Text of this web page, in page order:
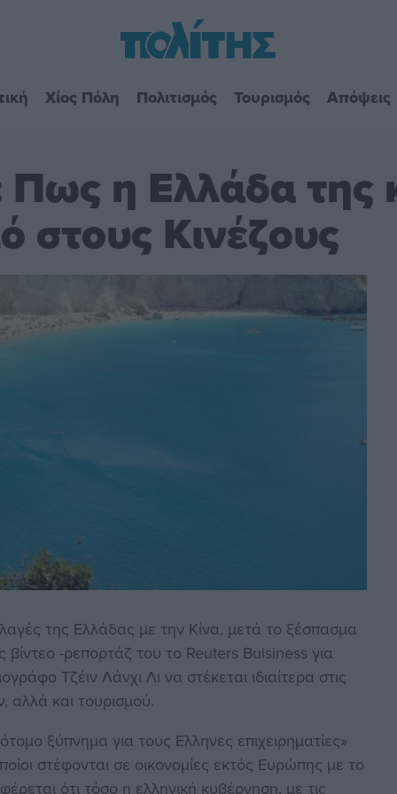
Χίος Πόλη Πολιτισμός Τουρισμός Απόψεις
η Ελλάδα της
στους Κινέζους
της Ελλάδας με την Κίνα, μετά το ξέσπασμα
βίντεο -ρεπορτάζ του το Reuters Buisiness για
Τζέιν Λάνχι Λι να στέκεται ιδιαίτερα στις
αλλά και τουρισμού.
ξύπνημα για τους Ελληνες επιχειρηματίες»
στέφονται σε οικονομίες εκτός Ευρώπης με το
ότι τόσο η ελληνική κυβέρνηση, με τις